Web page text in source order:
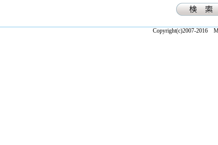
Copyright(c)2007-2016